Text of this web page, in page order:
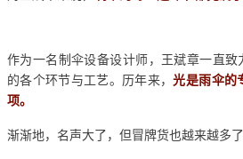
作为一名制伞设备设计师，王斌章一直
的各个环节与工艺。历年来，光是雨伞的
项。
渐渐地，名声大了，但冒牌货也越来越多了